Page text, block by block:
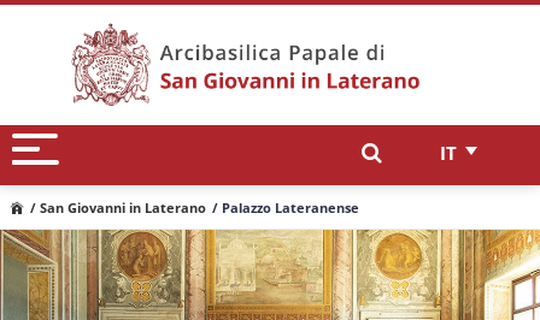
IT
/ San Giovanni in Laterano / Palazzo Lateranense